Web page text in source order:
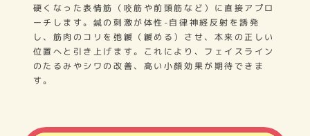
硬くなった表情筋（咬筋や前頭筋など）に直接アプロ
ーチします。鍼の刺激が体性-自律神経反射を誘発
し、筋肉のコリを弛緩（緩める）させ、本来の正しい
位置へと引き上げます。これにより、フェイスライン
のたるみやシワの改善、高い小顔効果が期待できま
す。